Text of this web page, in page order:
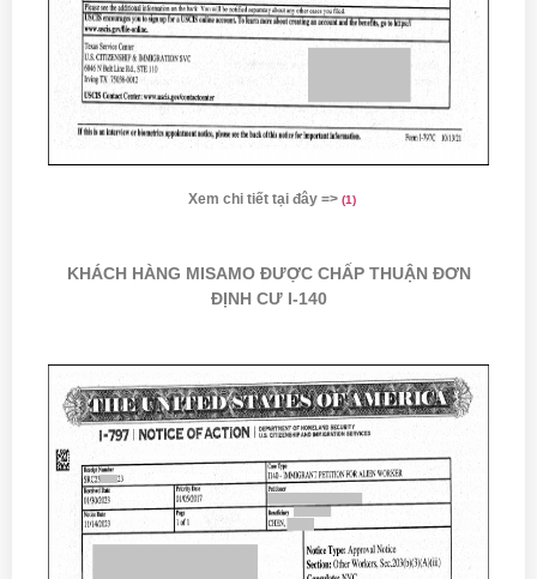
Xem chi tiết tại đây => (1)
KHÁCH HÀNG MISAMO ĐƯỢC CHẤP THUẬN ĐƠN
ĐỊNH CƯ I-140